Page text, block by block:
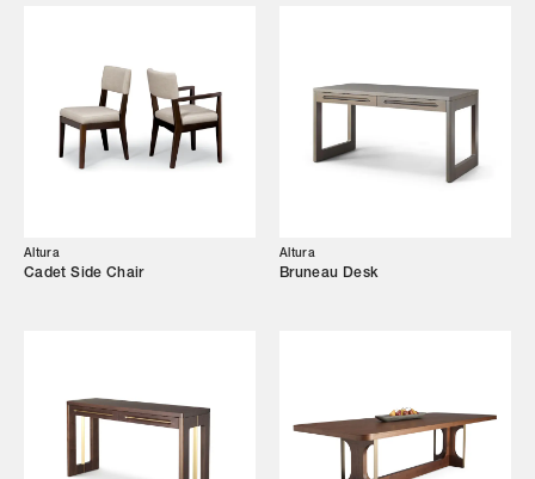
Altura
Cadet Side Chair
Altura
Bruneau Desk